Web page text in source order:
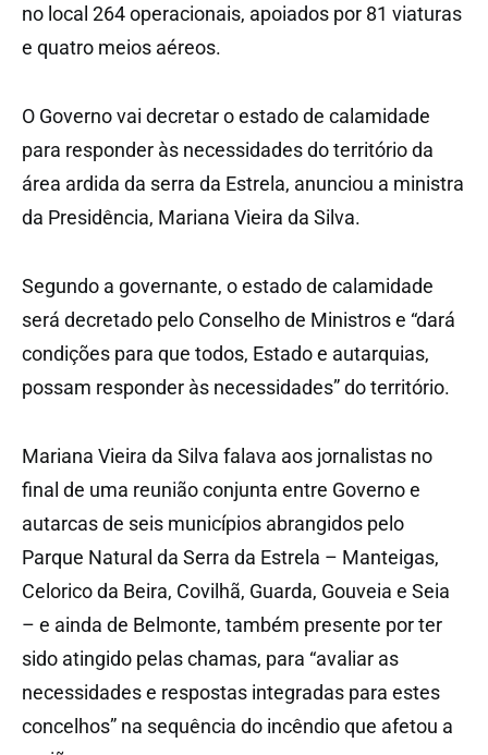
no local 264 operacionais, apoiados por 81 viaturas
e quatro meios aéreos.
O Governo vai decretar o estado de calamidade
para responder às necessidades do território da
área ardida da serra da Estrela, anunciou a ministra
da Presidência, Mariana Vieira da Silva.
Segundo a governante, o estado de calamidade
será decretado pelo Conselho de Ministros e “dará
condições para que todos, Estado e autarquias,
possam responder às necessidades” do território.
Mariana Vieira da Silva falava aos jornalistas no
final de uma reunião conjunta entre Governo e
autarcas de seis municípios abrangidos pelo
Parque Natural da Serra da Estrela – Manteigas,
Celorico da Beira, Covilhã, Guarda, Gouveia e Seia
– e ainda de Belmonte, também presente por ter
sido atingido pelas chamas, para “avaliar as
necessidades e respostas integradas para estes
concelhos” na sequência do incêndio que afetou a